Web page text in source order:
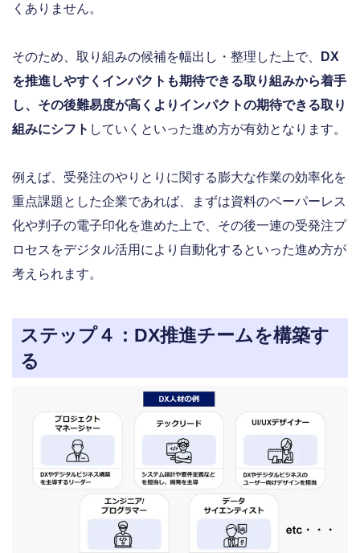
くありません。
そのため、取り組みの候補を幅出し・整理した上で、
DX
を推進しやすくインパクトも期待できる取り組みから着手
し、その後難易度が高くよりインパクトの期待できる取り
組みにシフト していくといった進め方が有効となります。
例えば、受発注のやりとりに関する膨大な作業の効率化を
重点課題とした企業であれば、まずは資料のペーパーレス
化や判子の電子印化を進めた上で、その後一連の受発注プ
ロセスをデジタル活用により自動化するといった進め方が
考えられます。
ステップ４：DX推進チームを構築す
る